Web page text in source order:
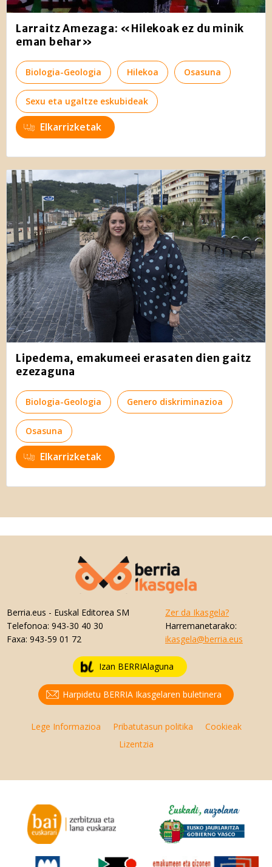
Larraitz Amezaga: «Hilekoak ez du minik
eman behar»
Biologia-Geologia Hilekoa Osasuna
Sexu eta ugaltze eskubideak
Elkarrizketak
Lipedema, emakumeei erasaten dien gaitz
ezezaguna
Biologia-Geologia Genero diskriminazioa
Osasuna
Elkarrizketak
Berria.eus - Euskal Editorea SM
Telefonoa: 943-30 40 30
Faxa: 943-59 01 72
Zer da Ikasgela?
Harremanetarako:
ikasgela@berria.eus
Izan BERRIAlaguna
Harpidetu BERRIA Ikasgelaren buletinera
Lege Informazioa Pribatutasun politika
Cookieak
Lizentzia